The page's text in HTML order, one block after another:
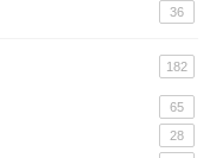
36
182
65
28